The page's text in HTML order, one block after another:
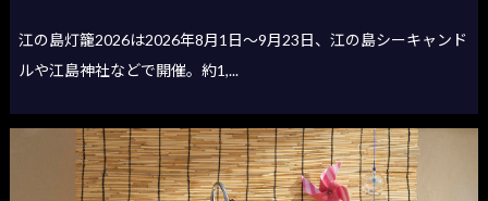
江の島灯籠2026は2026年8月1日〜9月23日、江の島シーキャンド
ルや江島神社などで開催。約1,...